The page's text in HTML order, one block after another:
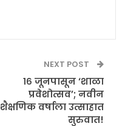
NEXT POST
१६ जूनपासून ‘शाळा
प्रवेशोत्सव’; नवीन
शैक्षणिक वर्षाला उत्साहात
सुरुवात!